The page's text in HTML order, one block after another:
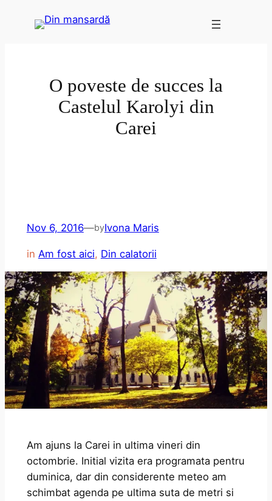
O poveste de succes la
Castelul Karolyi din
Carei
Nov 6, 2016—byIvona Maris
in Am fost aici, Din calatorii
Am ajuns la Carei in ultima vineri din
octombrie. Initial vizita era programata pentru
duminica, dar din considerente meteo am
schimbat agenda pe ultima suta de metri si